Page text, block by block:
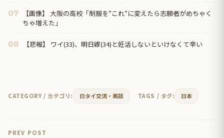
07
【画像】 大阪の高校「制服を”これ”に変えたら志願者がめちゃく
ちゃ増えた」
08 【悲報】 ワイ(33)、明日嫁(34)と妊活しないといけなくて辛い
CATEGORY / カテゴリ: 日タイ交流・美談 TAGS / タグ: 日本
PREV POST